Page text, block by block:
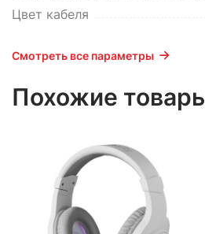
Цвет кабеля
Смотреть все параметры
Похожие